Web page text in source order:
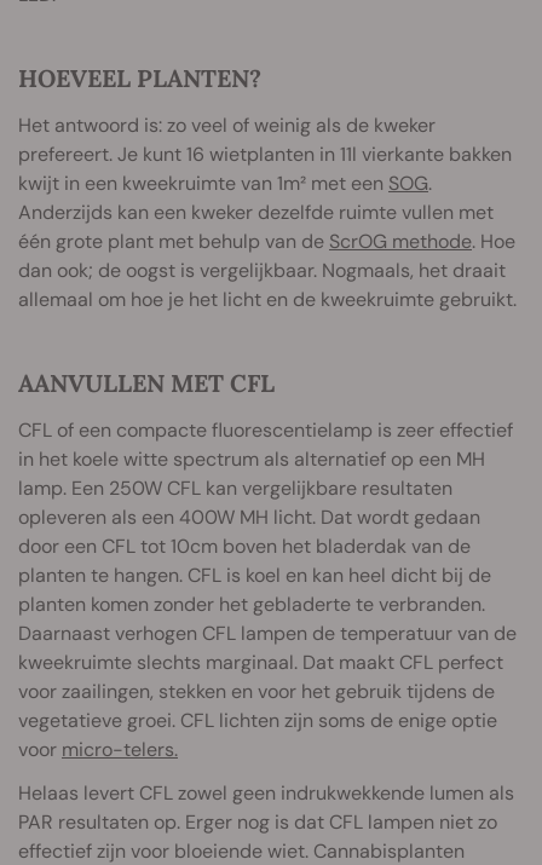
HOEVEEL PLANTEN?
Het antwoord is: zo veel of weinig als de kweker
prefereert. Je kunt 16 wietplanten in 11l vierkante bakken
kwijt in een kweekruimte van 1m² met een SOG.
Anderzijds kan een kweker dezelfde ruimte vullen met
één grote plant met behulp van de ScrOG methode. Hoe
dan ook; de oogst is vergelijkbaar. Nogmaals, het draait
allemaal om hoe je het licht en de kweekruimte gebruikt.
AANVULLEN MET CFL
CFL of een compacte fluorescentielamp is zeer effectief
in het koele witte spectrum als alternatief op een MH
lamp. Een 250W CFL kan vergelijkbare resultaten
opleveren als een 400W MH licht. Dat wordt gedaan
door een CFL tot 10cm boven het bladerdak van de
planten te hangen. CFL is koel en kan heel dicht bij de
planten komen zonder het gebladerte te verbranden.
Daarnaast verhogen CFL lampen de temperatuur van de
kweekruimte slechts marginaal. Dat maakt CFL perfect
voor zaailingen, stekken en voor het gebruik tijdens de
vegetatieve groei. CFL lichten zijn soms de enige optie
voor micro-telers.
Helaas levert CFL zowel geen indrukwekkende lumen als
PAR resultaten op. Erger nog is dat CFL lampen niet zo
effectief zijn voor bloeiende wiet. Cannabisplanten